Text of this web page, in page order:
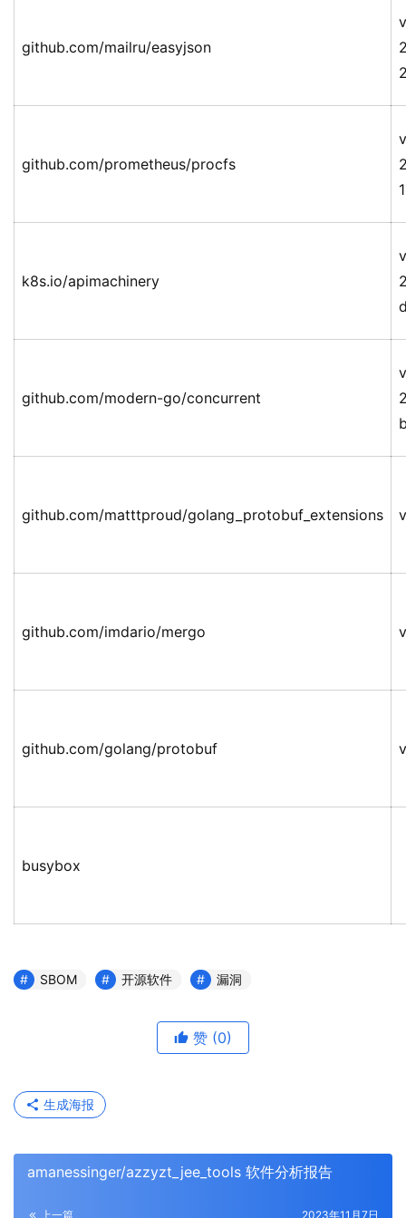
github.com/mailru/easyjson
github.com/prometheus/procfs
k8s.io/apimachinery
github.com/modern-go/concurrent
github.com/matttproud/golang_protobuf_extensions
github.com/imdario/mergo
github.com/golang/protobuf
busybox
SBOM 开源软件 漏洞
赞 (0)
生成海报
amanessinger/azzyzt_jee_tools 软件分析报告
上一篇 2023年11月7日